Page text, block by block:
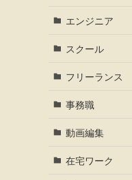
エンジニア
スクール
フリーランス
事務職
動画編集
在宅ワーク